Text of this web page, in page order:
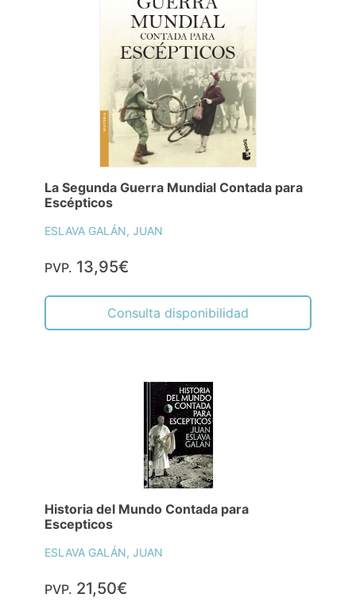
La Segunda Guerra Mundial Contada para
Escépticos
ESLAVA GALÁN, JUAN
PVP. 13,95€
Consulta disponibilidad
Historia del Mundo Contada para
Escepticos
ESLAVA GALÁN, JUAN
PVP. 21,50€